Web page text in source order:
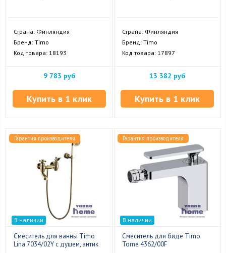
Страна: Финляндия
Бренд: Timo
Код товара: 18193
9 783 руб
Купить в 1 клик
Страна: Финляндия
Бренд: Timo
Код товара: 17897
13 382 руб
Купить в 1 клик
Гарантия производителя
В наличии
Смеситель для ванны Timo
Lina 7034/02Y с душем, антик
Гарантия производителя
В наличии
Смеситель для биде Timo
Torne 4362/00F